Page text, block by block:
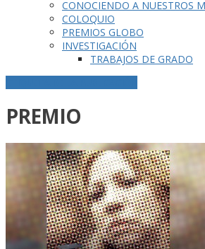
CONOCIENDO A NUESTROS
COLOQUIO
PREMIOS GLOBO
INVESTIGACIÓN
TRABAJOS DE GRADO
PREMIO